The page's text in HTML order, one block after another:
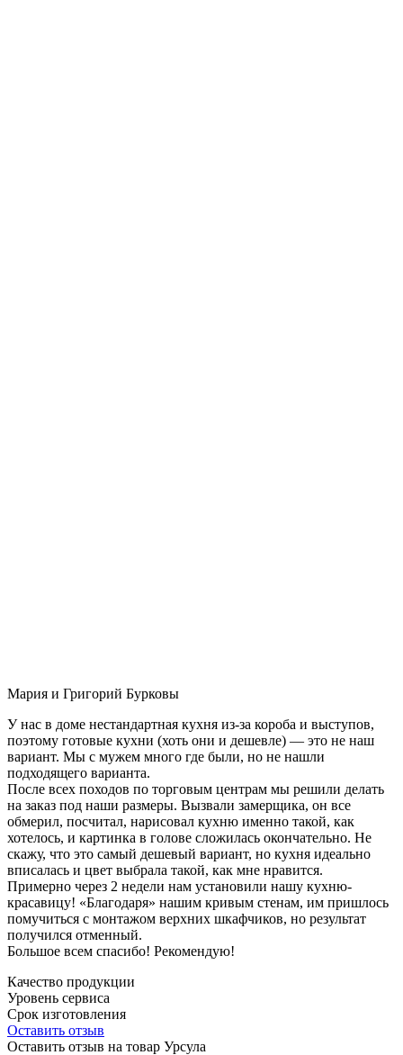
Мария и Григорий Бурковы
У нас в доме нестандартная кухня из-за короба и выступов,
поэтому готовые кухни (хоть они и дешевле) — это не наш
вариант. Мы с мужем много где были, но не нашли
подходящего варианта.
После всех походов по торговым центрам мы решили делать
на заказ под наши размеры. Вызвали замерщика, он все
обмерил, посчитал, нарисовал кухню именно такой, как
хотелось, и картинка в голове сложилась окончательно. Не
скажу, что это самый дешевый вариант, но кухня идеально
вписалась и цвет выбрала такой, как мне нравится.
Примерно через 2 недели нам установили нашу кухню-
красавицу! «Благодаря» нашим кривым стенам, им пришлось
помучиться с монтажом верхних шкафчиков, но результат
получился отменный.
Большое всем спасибо! Рекомендую!
Качество продукции
Уровень сервиса
Срок изготовления
Оставить отзыв
Оставить отзыв на товар Урсула